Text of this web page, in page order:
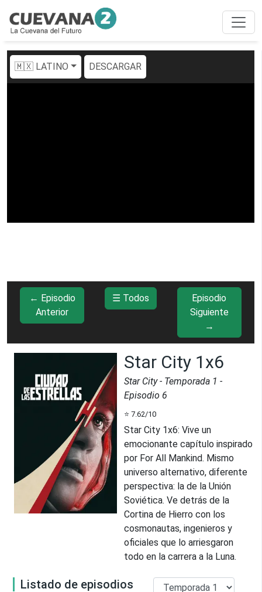
🇲🇽 LATINO DESCARGAR
← Episodio
Anterior
☰ Todos
Episodio
Siguiente
→
Star City 1x6
Star City- Temporada 1 -
Episodio 6
⭐ 7.62/10
Star City 1x6: Vive un
emocionante capítulo inspirado
por For All Mankind. Mismo
universo alternativo, diferente
perspectiva: la de la Unión
Soviética. Ve detrás de la
Cortina de Hierro con los
cosmonautas, ingenieros y
oficiales que lo arriesgaron
todo en la carrera a la Luna.
Listado de episodios